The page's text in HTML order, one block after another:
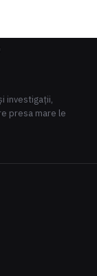
investigații,
presa mare le